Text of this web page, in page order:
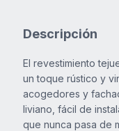
Descargas
Blog
Descripción
El revestimiento
un toque rústico y
acogedores y
liviano, fácil de
que nunca pasa de